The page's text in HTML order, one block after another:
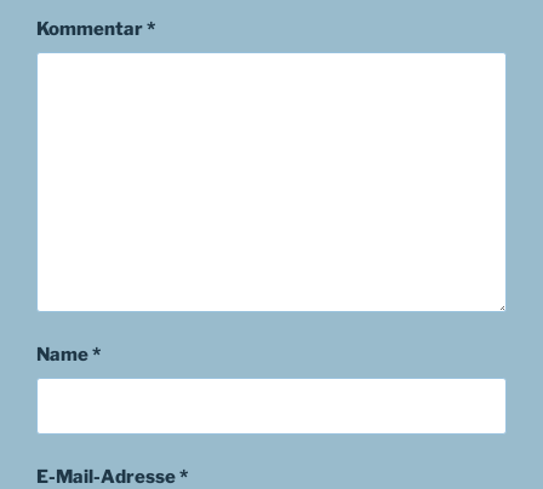
Kommentar*
Name*
E-Mail-Adresse*